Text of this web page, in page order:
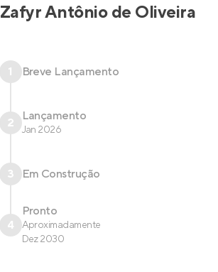
Zafyr Antônio de Oliveira
1 Breve Lançamento
2 Lançamento
Jan 2026
3 Em Construção
4
Pronto
Aproximadamente
Dez 2030